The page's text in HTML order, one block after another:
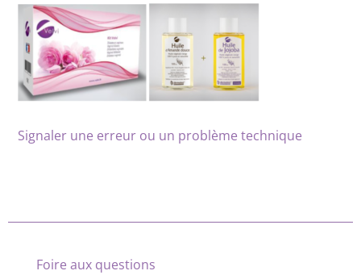
Signaler une erreur ou un problème technique
Foire aux questions